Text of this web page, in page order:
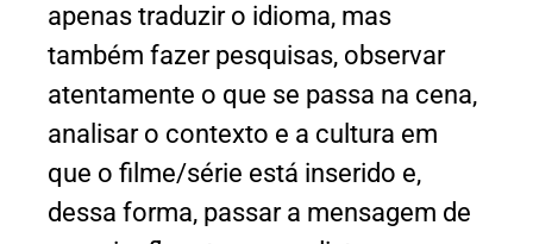
apenas traduzir o idioma, mas
também fazer pesquisas, observar
atentamente o que se passa na cena,
analisar o contexto e a cultura em
que o filme/série está inserido e,
dessa forma, passar a mensagem de